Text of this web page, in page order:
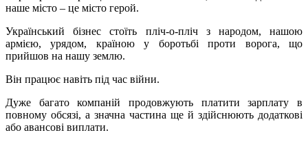
наше місто – це місто герой.
Український бізнес стоїть пліч-о-пліч з народом, нашою
армією, урядом, країною у боротьбі проти ворога, що
прийшов на нашу землю.
Він працює навіть під час війни.
Дуже багато компаній продовжують платити зарплату в
повному обсязі, а значна частина ще й здійснюють додаткові
або авансові виплати.